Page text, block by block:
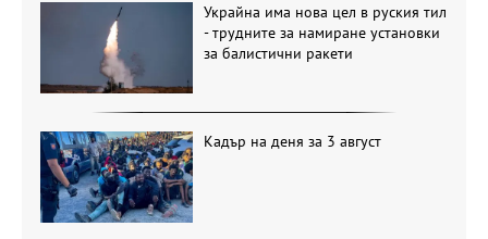
Украйна има нова цел в руския тил
- трудните за намиране установки
за балистични ракети
Кадър на деня за 3 август